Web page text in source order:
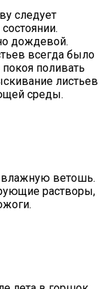
следует
дождевой.
всегда было
поливать
листьев
среды.
влажную ветошь.
растворы,